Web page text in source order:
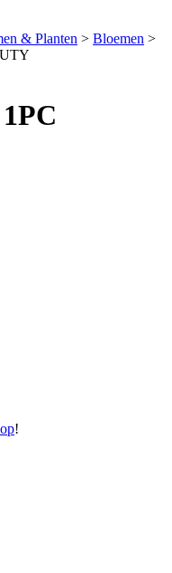
& Planten > Bloemen >
!